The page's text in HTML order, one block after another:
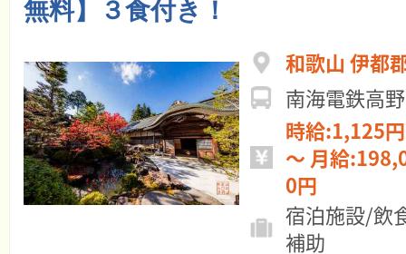
無料】３食付き！
和歌山 伊都
南海電鉄高
時給:1,125円 ～ 日給
～ 月給:198,000円 ～ 250,00
0円
宿泊施設/飲
補助